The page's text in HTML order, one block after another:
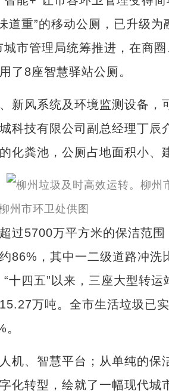
道重”的移动公厕，已升级
城市管理局统筹推进，在商
了8座智慧驿站公厕。
风系统及环境监测设备，
科技有限公司副总经理丁辰
化粪池，公厕占地面积小、
州市环卫处供图
5700万平方米的保洁范围
86%，其中一二级道路冲洗
十四五”以来，三座大型转
万吨。全市生活垃圾已
、智慧平台；从单纯的保
转型，绘就了一幅现代城